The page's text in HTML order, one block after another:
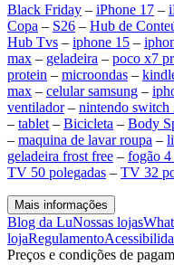
Black Friday – iPhone 17 –
Copa – S26 – Hub de
Hub Tvs – iphone 15 –
max – geladeira – poco x7
protein – microondas –
max – celular samsung –
ventilador– nintendo switch
– tablet – Bicicleta – Body
– maquina de lavar roupa –
geladeira frost free – fogão 4
TV 50 polegadas – TV 32
Mais informações
Blog da LuNossas lojas
lojaRegulamento
Preços e condições de